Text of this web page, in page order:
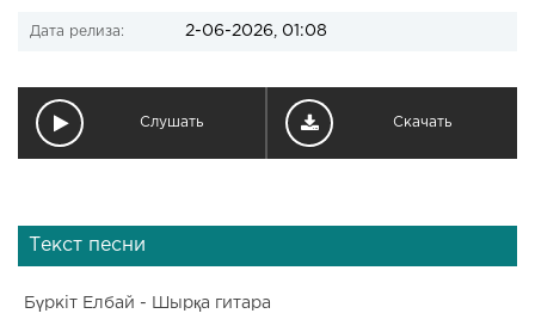
Дата релиза: 2-06-2026, 01:08
Слушать Скачать
Текст песни
Бүркіт Елбай - Шырқа гитара